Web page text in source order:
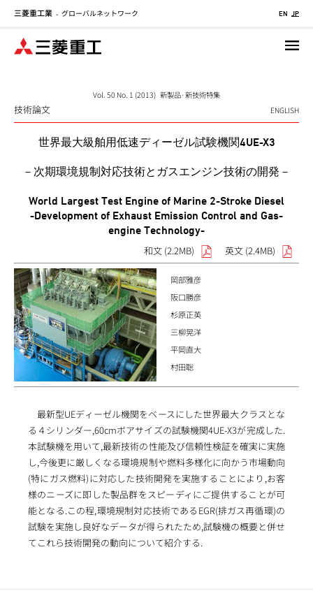
三菱重工業 - グローバルネットワーク EN JP
Vol. 50 No. 1 (2013) 新製品·新技術特集
技術論文 ENGLISH
世界最大級舶用低速ディーゼル試験機関4UE-X3
－次期環境規制対応技術とガスエンジン技術の開発－
World Largest Test Engine of Marine 2-Stroke Diesel
-Development of Exhaust Emission Control and Gas-
engine Technology-
和文 (2.2MB)
英文 (2.4MB)
岡部雅彦
阪口勝彦
杉原正英
三柳晃洋
平岡直大
村田聡
最新型UEディーゼル機関をベースにした世界最大クラスとな
る４シリンダー,60cmボアサイズの試験機関4UE-X3が完成した.
本試験機を用いて,最新技術の性能及び信頼性検証を確実に実施
し,今後更に厳しくなる環境規制や燃料多様化に向かう市場動向
(特にガス燃料)に対応した技術開発を実施することにより,お客
様のニーズに即した製品群をスピーディにご提供することが可
能となる.この程,環境規制対応技術であるEGR(排ガス再循環)の
試験を実施し良好なデータが得られたため,試験機の概要と併せ
てこれら技術開発の動向について紹介する.